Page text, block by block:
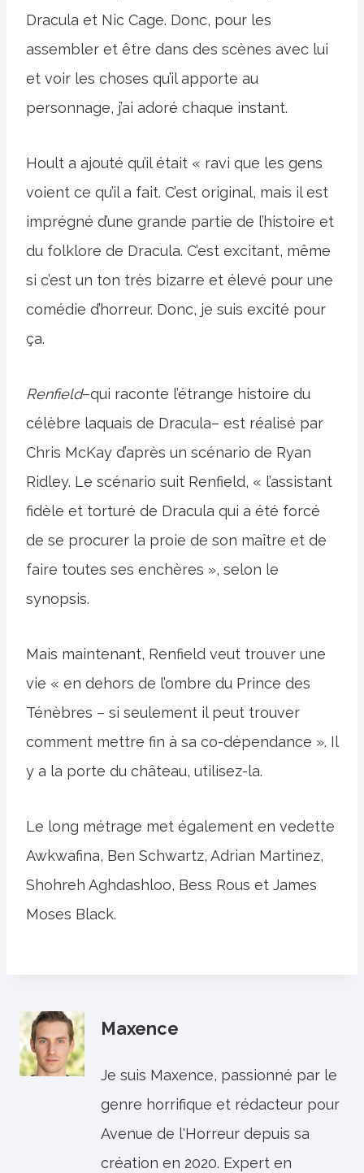
Dracula et Nic Cage. Donc, pour les
assembler et être dans des scènes avec lui
et voir les choses qu’il apporte au
personnage, j’ai adoré chaque instant.
Hoult a ajouté qu’il était « ravi que les gens
voient ce qu’il a fait. C’est original, mais il est
imprégné d’une grande partie de l’histoire et
du folklore de Dracula. C’est excitant, même
si c’est un ton très bizarre et élevé pour une
comédie d’horreur. Donc, je suis excité pour
ça.
Renfield–qui raconte l’étrange histoire du
célèbre laquais de Dracula– est réalisé par
Chris McKay d’après un scénario de Ryan
Ridley. Le scénario suit Renfield, « l’assistant
fidèle et torturé de Dracula qui a été forcé
de se procurer la proie de son maître et de
faire toutes ses enchères », selon le
synopsis.
Mais maintenant, Renfield veut trouver une
vie « en dehors de l’ombre du Prince des
Ténèbres – si seulement il peut trouver
comment mettre fin à sa co-dépendance ». Il
y a la porte du château, utilisez-la.
Le long métrage met également en vedette
Awkwafina, Ben Schwartz, Adrian Martinez,
Shohreh Aghdashloo, Bess Rous et James
Moses Black.
Maxence
Je suis Maxence, passionné par le
genre horrifique et rédacteur pour
Avenue de l'Horreur depuis sa
création en 2020. Expert en